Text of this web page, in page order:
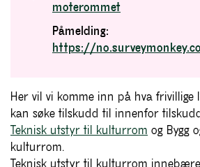
moterommet
Påmelding:
https://
Her vil vi komme inn på hva frivillige
kan søke tilskudd til innenfor
Teknisk utstyr til kulturrom og Bygg
kulturrom.
Teknisk utstyr til kulturrom